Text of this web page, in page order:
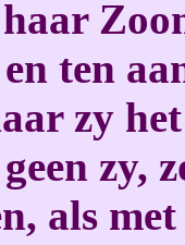
en ten
zy
zy,
als